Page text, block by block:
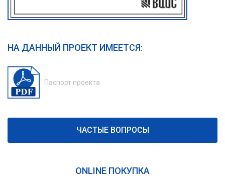
НА ДАННЫЙ ПРОЕКТ ИМЕЕТСЯ:
Паспорт проекта
ЧАСТЫЕ ВОПРОСЫ
ONLINE ПОКУПКА